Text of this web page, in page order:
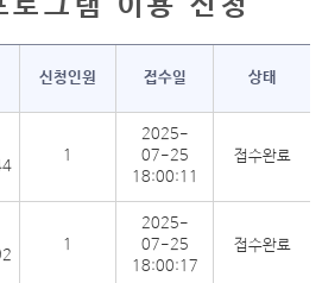
로그램 이용 신청
신청인원 접수일 상태
1
2025-
07-25
18:00:11
접수완료
1
2025-
07-25
18:00:17
접수완료